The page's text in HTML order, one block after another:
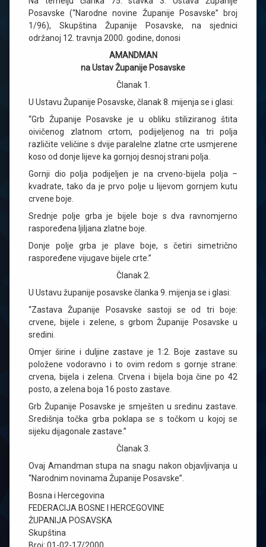
Posavske (“Narodne novine Županije Posavske” broj
1/96), Skupština Županije Posavske, na sjednici
održanoj 12. travnja 2000. godine, donosi
AMANDMAN
na Ustav Županije Posavske
Članak 1.
U Ustavu Županije Posavske, članak 8. mijenja se i glasi:
“Grb Županije Posavske je u obliku stiliziranog štita
oivičenog zlatnom crtom, podijeljenog na tri polja
različite veličine s dvije paralelne zlatne crte usmjerene
koso od donje lijeve ka gornjoj desnoj strani polja.
Gornji dio polja podijeljen je na crveno-bijela polja –
kvadrate, tako da je prvo polje u lijevom gornjem kutu
crvene boje.
Srednje polje grba je bijele boje s dva ravnomjerno
raspoređena ljiljana zlatne boje.
Donje polje grba je plave boje, s četiri simetrično
raspoređene vijugave bijele crte.”
Članak 2.
U Ustavu županije posavske članka 9. mijenja se i glasi:
“Zastava Županije Posavske sastoji se od tri boje:
crvene, bijele i zelene, s grbom Županije Posavske u
sredini.
Omjer širine i duljine zastave je 1:2. Boje zastave su
položene vodoravno i to ovim redom s gornje strane:
crvena, bijela i zelena. Crvena i bijela boja čine po 42
posto, a zelena boja 16 posto zastave.
Grb Županije Posavske je smješten u sredinu zastave.
Središnja točka grba poklapa se s točkom u kojoj se
sijeku dijagonale zastave.”
Članak 3.
Ovaj Amandman stupa na snagu nakon objavljivanja u
“Narodnim novinama Županije Posavske”.
Bosna i Hercegovina
FEDERACIJA BOSNE I HERCEGOVINE
ŽUPANIJA POSAVSKA
Skupština